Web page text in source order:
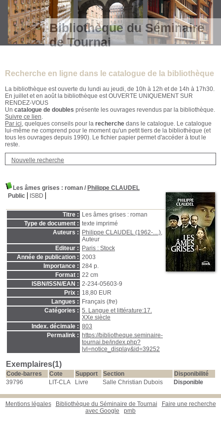
Bibliothèque du Séminaire
de Tournai
Recherche en ligne dans le catalogue de la bibliothèque
La bibliothèque est ouverte du lundi au jeudi, de 10h à 12h et de 14h à 17h30.
En juillet et en août la bibliothèque est OUVERTE UNIQUEMENT SUR
RENDEZ-VOUS
Un catalogue de doubles présente les ouvrages revendus par la bibliothèque.
Suivre ce lien.
Par ici, quelques conseils pour la recherche dans le catalogue. Le catalogue
lui-même ne comprend pour le moment qu'un petit tiers de la bibliothèque (et
tous les ouvrages depuis 1990). Le fichier papier permet d'accéder à tout le
reste.
Nouvelle recherche
Les âmes grises : roman / Philippe CLAUDEL
Public
ISBD
Titre :
Les âmes grises : roman
Type de document : texte imprimé
Auteurs :
Philippe CLAUDEL (1962-....),
Auteur
Editeur :
Paris : Stock
Année de publication : 2003
Importance : 284 p.
Format : 22 cm
ISBN/ISSN/EAN : 2-234-05603-9
Prix : 18,80 EUR
Langues :
Français (fre)
Catégories : 5. Langue et littérature:17.
XXe siècle
Index. décimale : 803
Permalink :
https://bibliotheque.seminaire-
tournai.be/index.php?
lvl=notice_display&id=39252
Exemplaires(1)
Code-barres Cote Support Section
Disponibilité
39796
LIT-CLA Livre Salle Christian Dubois Disponible
Mentions légales Bibliothèque du Séminaire de Tournai
Faire une recherche
avec Google
pmb